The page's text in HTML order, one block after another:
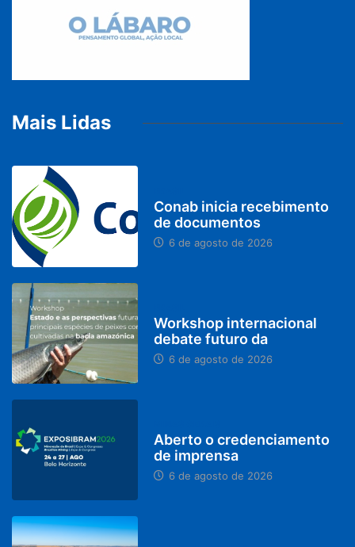
Mais Lidas
Conab inicia recebimento
de documentos
6 de agosto de 2026
Workshop internacional
debate futuro da
6 de agosto de 2026
Aberto o credenciamento
de imprensa
6 de agosto de 2026